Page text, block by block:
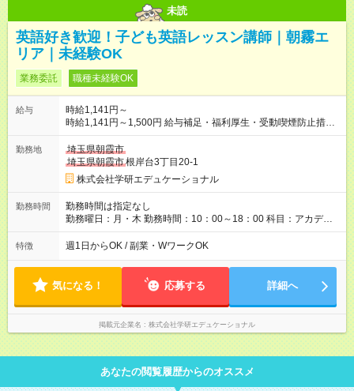
未読
英語好き歓迎！子ども英語レッスン講師｜朝霧エ
リア｜未経験OK
業務委託 職種未経験OK
給与
時給1,141円～
時給1,141円～1,500円 給与補足・福利厚生・受動喫煙防止措置
など ※売り上げ実績によって変動 【試用期間】試用期間なし
勤務地
埼玉県朝霞市
埼玉県朝霞市根岸台3丁目20-1
株式会社学研エデュケーショナル
勤務時間
勤務時間は指定なし
勤務曜日：月・木 勤務時間：10：00～18：00 科目：アカデミ
ー算国・英語（イーコラボ）・めばえ 上記の時間帯から、可能
な時間で勤務可能です。 ※教室によって時間割が異なるため詳
特徴 週1日からOK / 副業・WワークOK
気になる！ 応募する 詳細へ
掲載元企業名 株式会社学研エデュケーショナル
あなたの閲覧履歴からのオススメ